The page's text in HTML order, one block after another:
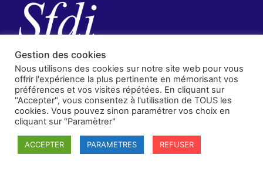
SFDI
Société francaise pour le Droit International
Gestion des cookies
Nous utilisons des cookies sur notre site web pour vous
offrir l'expérience la plus pertinente en mémorisant vos
préférences et vos visites répétées. En cliquant sur
"Accepter", vous consentez à l'utilisation de TOUS les
cookies. Vous pouvez sinon paramétrer vos choix en
cliquant sur "Paramètrer"
ACCEPTER PARAMETRES REFUSER